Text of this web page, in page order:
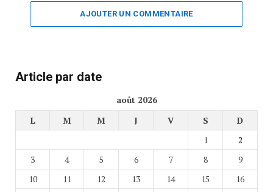
AJOUTER UN COMMENTAIRE
Article par date
août 2026
L
M M J V S
D
1
2
3
4 5 6 7 8
9
10
11 12 13 14 15
16